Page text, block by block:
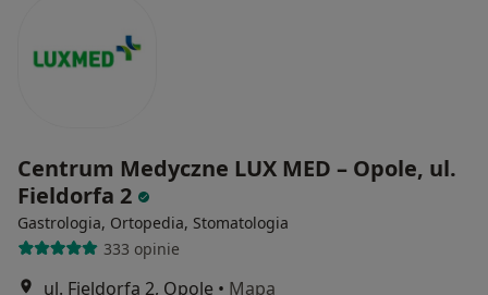
Centrum Medyczne LUX MED – Opole, ul.
Fieldorfa 2
Gastrologia, Ortopedia, Stomatologia
333 opinie
ul. Fieldorfa 2, Opole • Mapa